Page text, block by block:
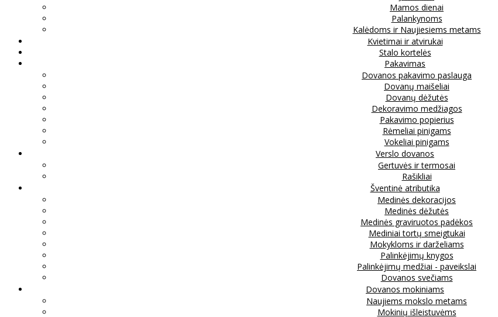
Mamos dienai
Palankynoms
Kalėdoms ir Naujiesiems metams
Kvietimai ir atvirukai
Stalo kortelės
Pakavimas
Dovanos pakavimo paslauga
Dovanų maišeliai
Dovanų dėžutės
Dekoravimo medžiagos
Pakavimo popierius
Rėmeliai pinigams
Vokeliai pinigams
Verslo dovanos
Gertuvės ir termosai
Rašikliai
Šventinė atributika
Medinės dekoracijos
Medinės dėžutės
Medinės graviruotos padėkos
Mediniai tortų smeigtukai
Mokykloms ir darželiams
Palinkėjimų knygos
Palinkėjimų medžiai - paveikslai
Dovanos svečiams
Dovanos mokiniams
Naujiems mokslo metams
Mokinių išleistuvėms